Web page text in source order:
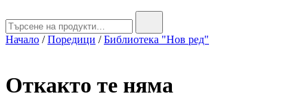
for:
Начало /Поредици /Библиотека "Нов ред"
Откакто те няма